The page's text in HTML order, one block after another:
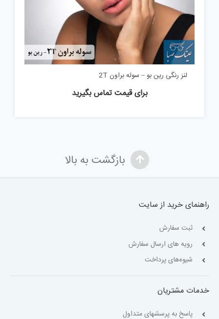
لنز رنگی رین بو – سوله براون 2T
برای قیمت تماس بگیرید
بازگشت به بالا
راهنمای خرید از سایت
ثبت سفارش
رویه های ارسال سفارش
شیوه‌های پرداخت
خدمات مشتریان
پاسخ به پرسشهای متداول